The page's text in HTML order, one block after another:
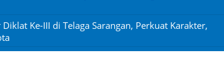
Ke-III di Telaga Sarangan, Perkuat Karakter,